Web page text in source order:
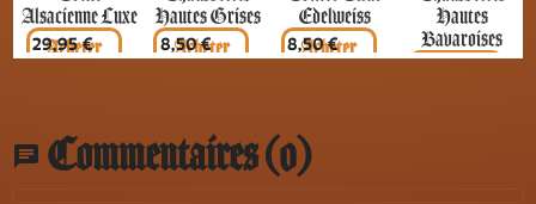
Alsacienne Luxe
Prix
29,95 €
Hautes Grises
Prix
8,50 €
Edelweiss
Prix
8,50 €
Hautes
Bavaroises
Prix
14,90 €
chat Commentaires (0)